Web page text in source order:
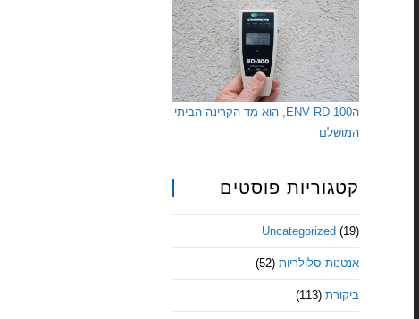
הENV RD-100, הוא מד הקרינה הביתי
המושלם
קטגוריות פוסטים
Uncategorized (19)
אנטנות סלולריות (52)
ביקורת (113)